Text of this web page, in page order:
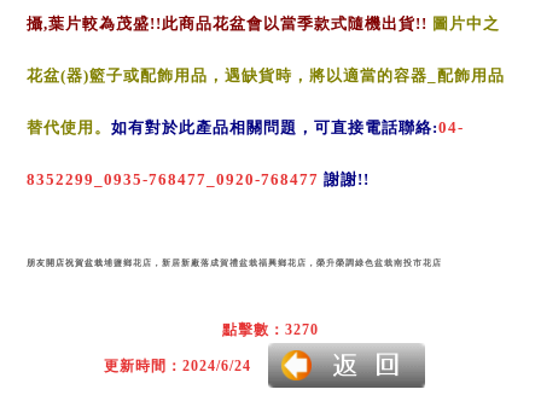
攝,葉片較為茂盛!! 此商品花盆會以當季款式隨機出貨!! 圖片中之
花盆(器)籃子或配飾用品，遇缺貨時，將以適當的容器_配飾用品
替代使用。如有對於此產品相關問題，可直接電話聯絡:04-
8352299_0935-768477_0920-768477 謝謝!!
朋友開店祝賀盆栽埔鹽鄉花店，新居新廠落成賀禮盆栽福興鄉花店，榮升榮調綠色盆栽南投市花店
點擊數：3270
更新時間：2024/6/24